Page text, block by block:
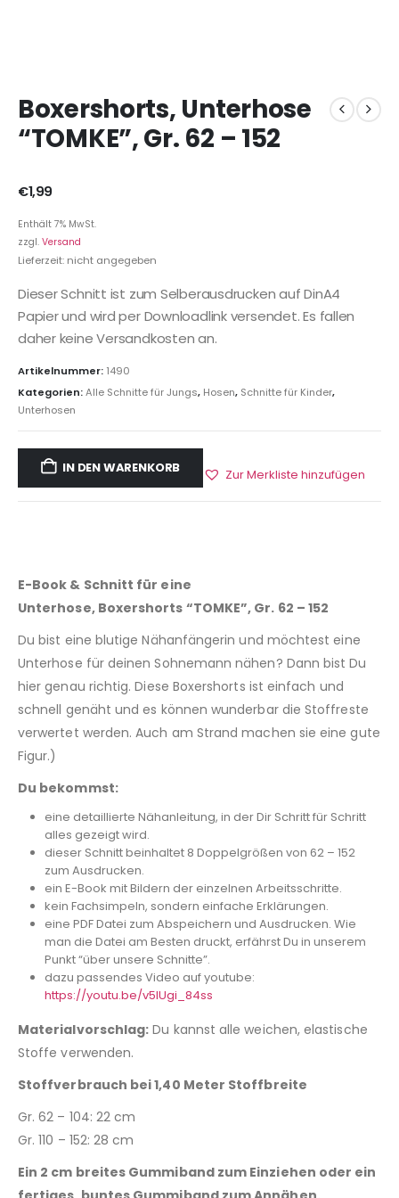
Boxershorts, Unterhose
“TOMKE”, Gr. 62 – 152
€1,99
Enthält 7% MwSt.
zzgl. Versand
Lieferzeit: nicht angegeben
Dieser Schnitt ist zum Selberausdrucken auf DinA4
Papier und wird per Downloadlink versendet. Es fallen
daher keine Versandkosten an.
Artikelnummer: 1490
Kategorien:Alle Schnitte für Jungs, Hosen, Schnitte für Kinder,
Unterhosen
IN DEN WARENKORB Zur Merkliste hinzufügen
E-Book & Schnitt für eine
Unterhose, Boxershorts “TOMKE”, Gr. 62 – 152
Du bist eine blutige Nähanfängerin und möchtest eine
Unterhose für deinen Sohnemann nähen? Dann bist Du
hier genau richtig. Diese Boxershorts ist einfach und
schnell genäht und es können wunderbar die Stoffreste
verwertet werden. Auch am Strand machen sie eine gute
Figur.)
Du bekommst:
eine detaillierte Nähanleitung, in der Dir Schritt für Schritt
alles gezeigt wird.
dieser Schnitt beinhaltet 8 Doppelgrößen von 62 – 152
zum Ausdrucken.
ein E-Book mit Bildern der einzelnen Arbeitsschritte.
kein Fachsimpeln, sondern einfache Erklärungen.
eine PDF Datei zum Abspeichern und Ausdrucken. Wie
man die Datei am Besten druckt, erfährst Du in unserem
Punkt “über unsere Schnitte”.
dazu passendes Video auf youtube:
https://youtu.be/v5IUgi_84ss
Materialvorschlag: Du kannst alle weichen, elastische
Stoffe verwenden.
Stoffverbrauch bei 1,40 Meter Stoffbreite
Gr. 62 – 104: 22 cm
Gr. 110 – 152: 28 cm
Ein 2 cm breites Gummiband zum Einziehen oder ein